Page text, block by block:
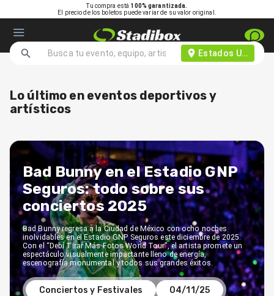
Tu compra está 100% garantizada.
El precio de los boletos puede variar de su valor original.
Estados Unidos
Lo último en eventos deportivos y
artísticos
Bad Bunny en el Estadio GNP
Seguros: todo sobre sus
conciertos 2025
Conciertos y Festivales 04/11/25
Bad Bunny regresa a la Ciudad de México con ocho noches
inolvidables en el Estadio GNP Seguros este diciembre de 2025.
Con el “Debí Tirar Más Fotos World Tour”, el artista promete un
espectáculo visualmente impactante lleno de energía,
escenografía monumental y todos sus grandes éxitos.